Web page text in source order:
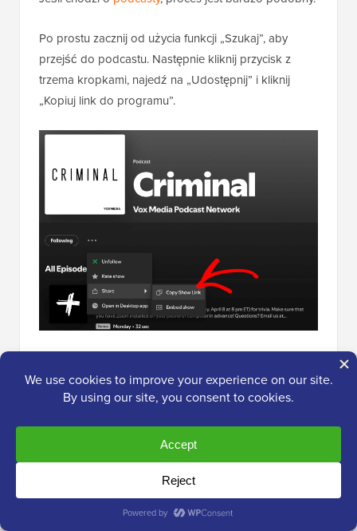
Po prostu zacznij od użycia funkcji „Szukaj”, aby
przejść do podcastu. Następnie kliknij przycisk z
trzema kropkami, najedź na „Udostępnij” i kliknij
„Kopiuj link do programu”.
przewiń stronę podcastu w dół.
który chcesz osadzić, i skopiuj link.